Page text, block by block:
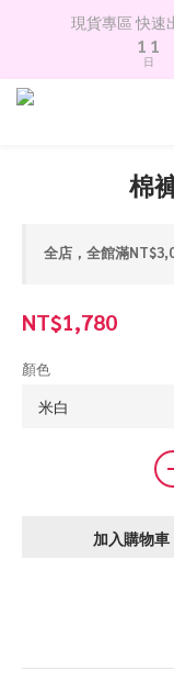
現貨專區 快速
2
1
0
2
1
0
日
棉
全店，全館滿
NT$1,780
顏色
加入購物車